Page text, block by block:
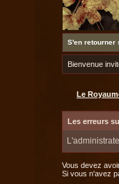
S'en retourner
Bienvenue
Le
Les erreurs
Vous devez
Si vous n'avez